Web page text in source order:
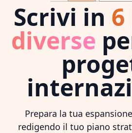
Scrivi in
diverse
Prepara la tua
redigendo il tuo piano